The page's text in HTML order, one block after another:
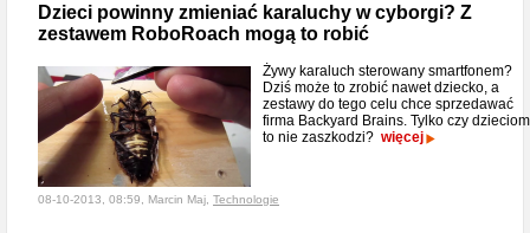
Dzieci powinny zmieniać karaluchy w cyborgi? Z
zestawem RoboRoach mogą to robić
Żywy karaluch sterowany smartfonem?
Dziś może to zrobić nawet dziecko, a
zestawy do tego celu chce sprzedawać
firma Backyard Brains. Tylko czy dzieciom
to nie zaszkodzi? więcej
08-10-2013, 08:59, Marcin Maj, Technologie